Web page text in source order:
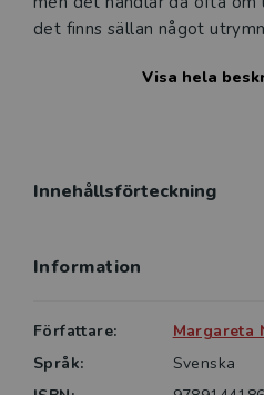
det finns sällan något
Honneth menar att
yrkesrollen. Det kan handla
bra samt samhällets
Visa hela
Innehållsförteckning
Information
Författare:
Margareta
Språk:
Svenska